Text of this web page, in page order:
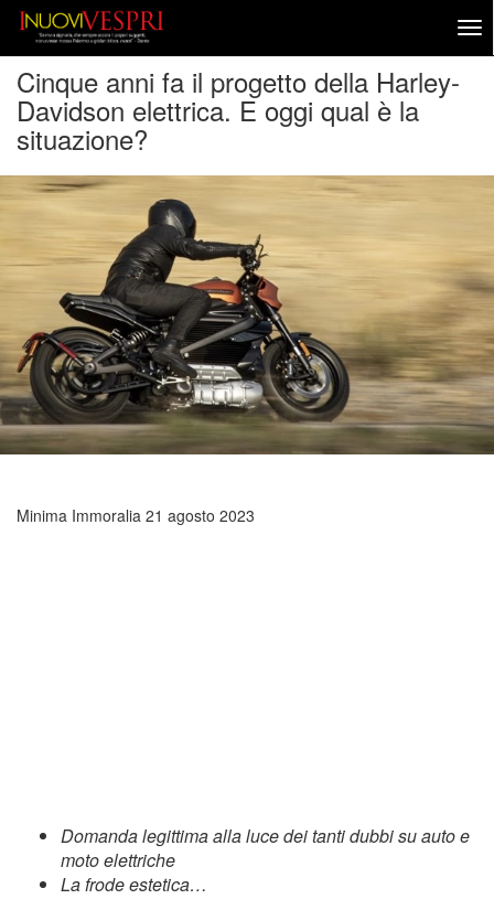
Cinque anni fa il progetto della Harley-
Davidson elettrica. E oggi qual è la
situazione?
Minima Immoralia 21 agosto 2023
Domanda legittima alla luce dei tanti dubbi su auto e
moto elettriche
La frode estetica…